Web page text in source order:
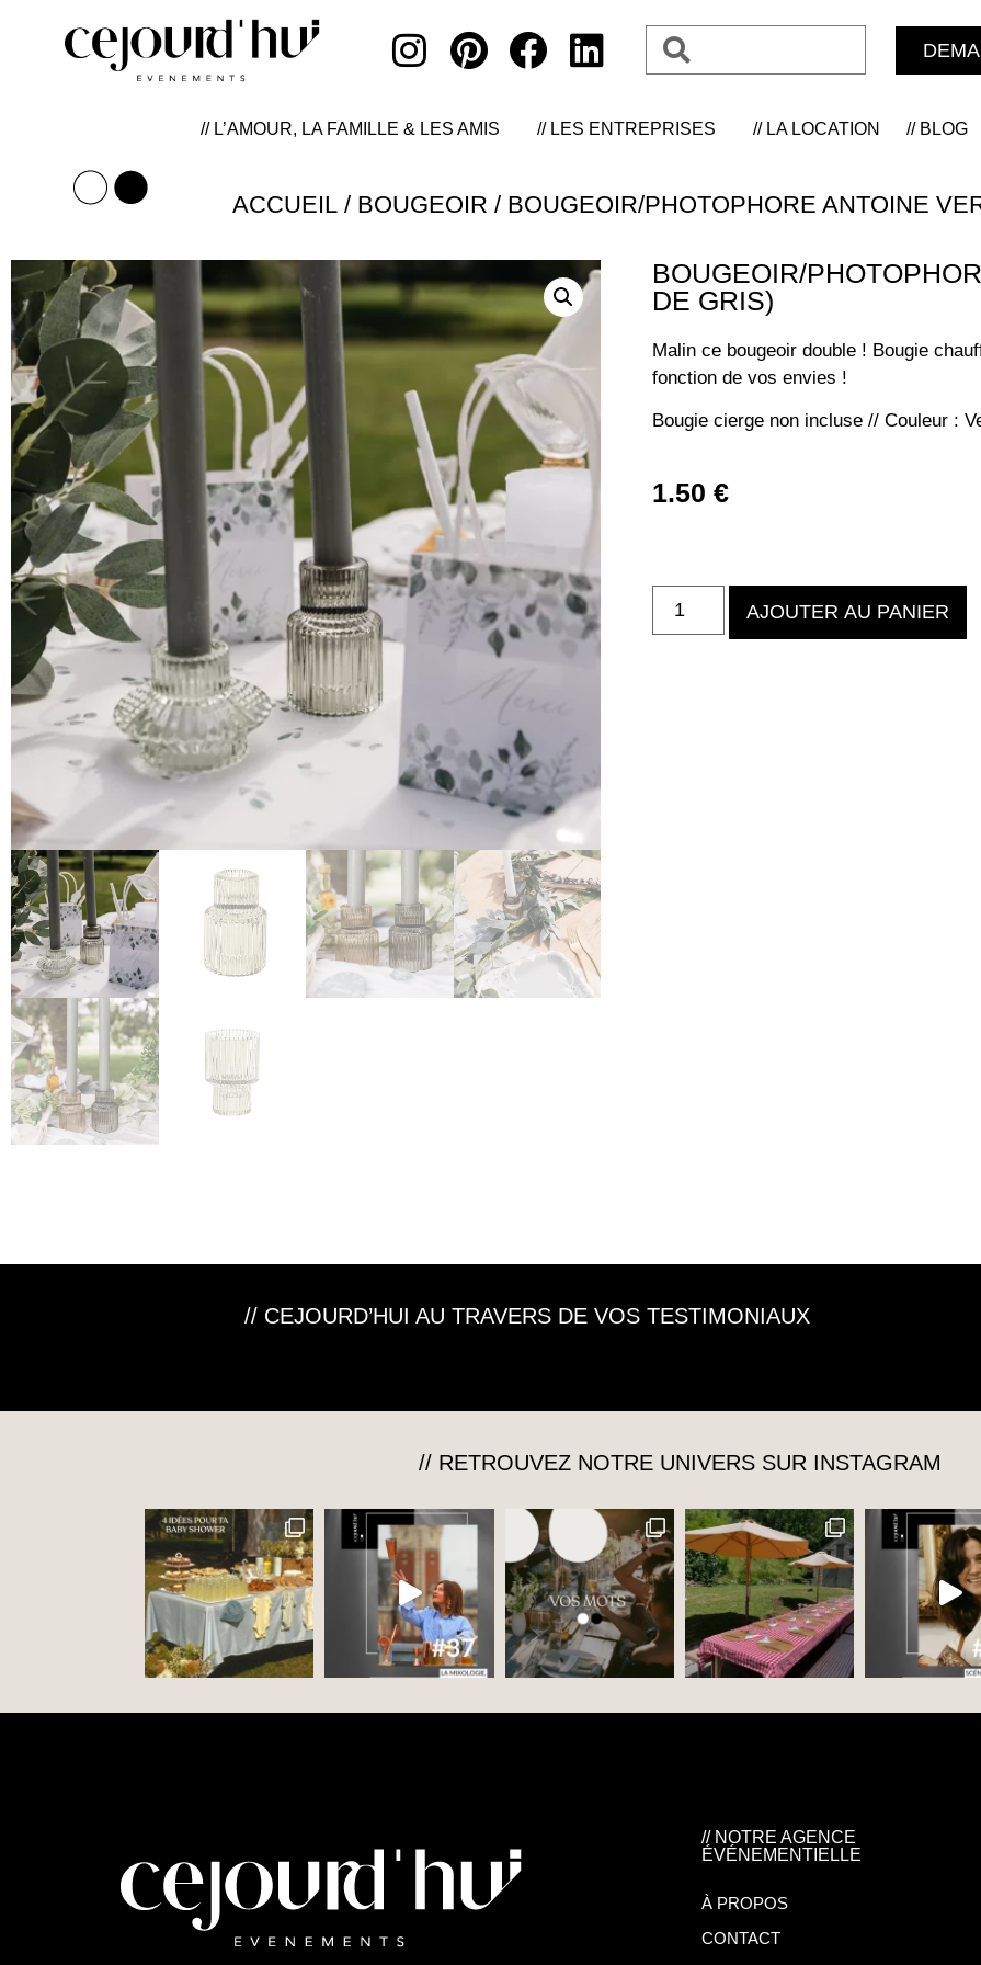
// L’AMOUR, LA FAMILLE & LES AMIS // LES ENTREPRISES // LA LOCATION // BLOG
ACCUEIL/ BOUGEOIR / BOUGEOIR/PHOTOPHORE ANTOINE
BOUGEOIR/
DE GRIS)
Malin ce bougeoir double ! Bougie
fonction de vos envies !
Bougie cierge non incluse // Couleur :
1.50€
AJOUTER AU PANIER
// CEJOURD’HUI AU TRAVERS DE VOS TESTIMONIAUX
// RETROUVEZ NOTRE UNIVERS SUR INSTAGRAM
// NOTRE AGENCE
ÉVÉNEMENTIELLE
À PROPOS
CONTACT